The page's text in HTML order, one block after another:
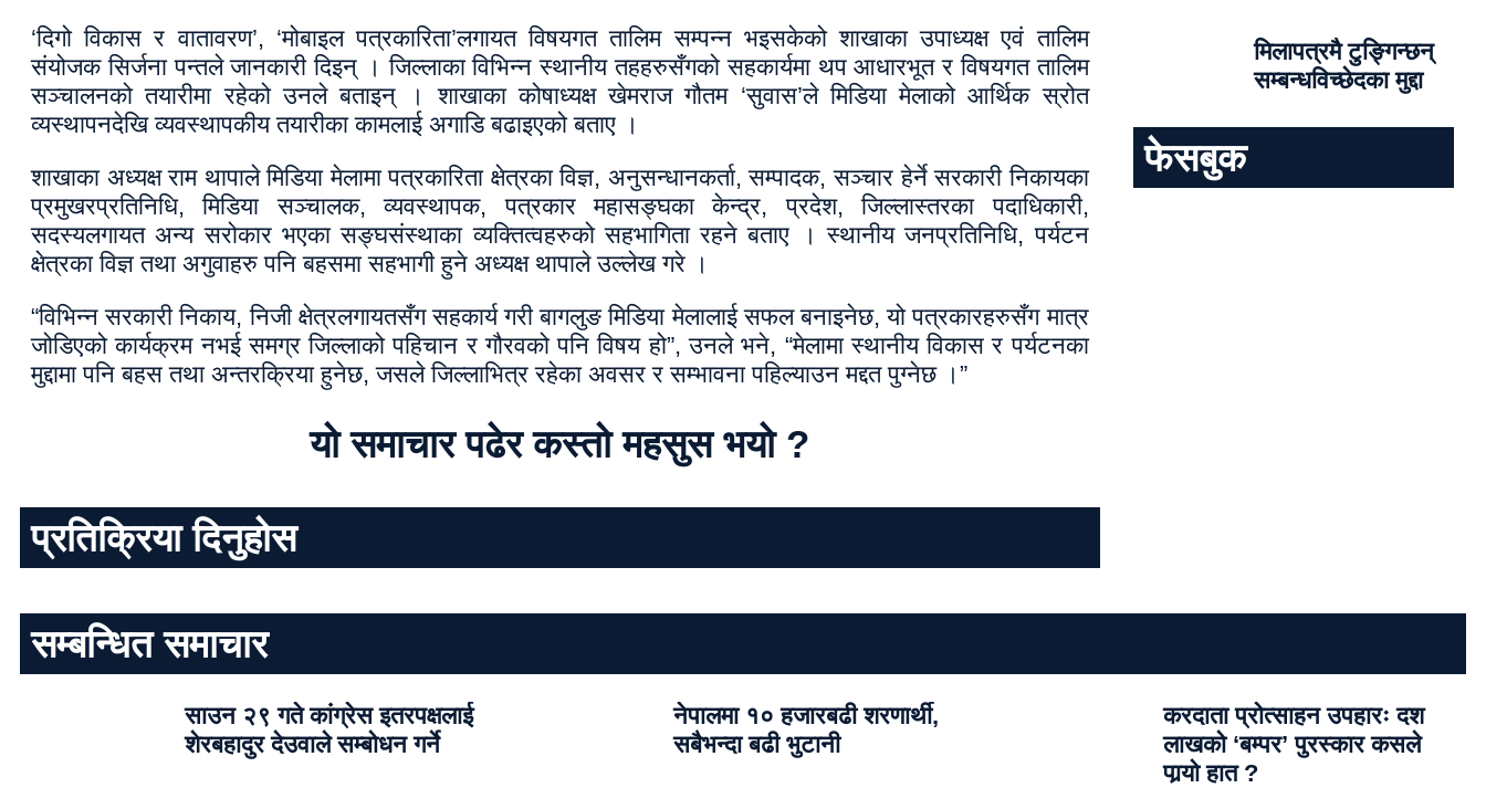
‘दिगो विकास र वातावरण’, ‘मोबाइल पत्रकारिता’लगायत विषयगत तालिम सम्पन्न भइसकेको शाखाका उपाध्यक्ष एवं तालिम
संयोजक सिर्जना पन्तले जानकारी दिइन् । जिल्लाका विभिन्न स्थानीय तहहरुसँगको सहकार्यमा थप आधारभूत र विषयगत तालिम
सञ्चालनको तयारीमा रहेको उनले बताइन् । शाखाका कोषाध्यक्ष खेमराज गौतम ‘सुवास’ले मिडिया मेलाको आर्थिक स्रोत
व्यस्थापनदेखि व्यवस्थापकीय तयारीका कामलाई अगाडि बढाइएको बताए ।
शाखाका अध्यक्ष राम थापाले मिडिया मेलामा पत्रकारिता क्षेत्रका विज्ञ, अनुसन्धानकर्ता, सम्पादक, सञ्चार हेर्ने सरकारी निकायका
प्रमुखरप्रतिनिधि, मिडिया सञ्चालक, व्यवस्थापक, पत्रकार महासङ्घका केन्द्र, प्रदेश, जिल्लास्तरका पदाधिकारी,
सदस्यलगायत अन्य सरोकार भएका सङ्घसंस्थाका व्यक्तित्वहरुको सहभागिता रहने बताए । स्थानीय जनप्रतिनिधि, पर्यटन
क्षेत्रका विज्ञ तथा अगुवाहरु पनि बहसमा सहभागी हुने अध्यक्ष थापाले उल्लेख गरे ।
“विभिन्न सरकारी निकाय, निजी क्षेत्रलगायतसँग सहकार्य गरी बागलुङ मिडिया मेलालाई सफल बनाइनेछ, यो पत्रकारहरुसँग मात्र
जोडिएको कार्यक्रम नभई समग्र जिल्लाको पहिचान र गौरवको पनि विषय हो”, उनले भने, “मेलामा स्थानीय विकास र पर्यटनका
मुद्दामा पनि बहस तथा अन्तरक्रिया हुनेछ, जसले जिल्लाभित्र रहेका अवसर र सम्भावना पहिल्याउन मद्दत पुग्नेछ ।”
यो समाचार पढेर कस्तो महसुस भयो ?
प्रतिक्रिया दिनुहोस
मिलापत्रमै टुङ्गिन्छन्
सम्बन्धविच्छेदका मुद्दा
फेसबुक
सम्बन्धित समाचार
साउन २९ गते कांग्रेस इतरपक्षलाई
शेरबहादुर देउवाले सम्बोधन गर्ने
नेपालमा १० हजारबढी शरणार्थी,
सबैभन्दा बढी भुटानी
करदाता प्रोत्साहन उपहारः दश
लाखको ‘बम्पर’ पुरस्कार कसले
पार्‍याे हात ?